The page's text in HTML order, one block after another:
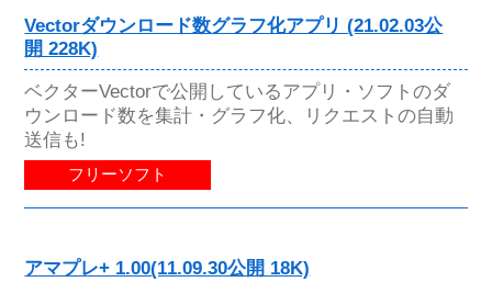
Vectorダウンロード数グラフ化アプリ (21.02.03公
開 228K)
ベクターVectorで公開しているアプリ・ソフトのダ
ウンロード数を集計・グラフ化、リクエストの自動
送信も!
フリーソフト
アマプレ+ 1.00(11.09.30公開 18K)